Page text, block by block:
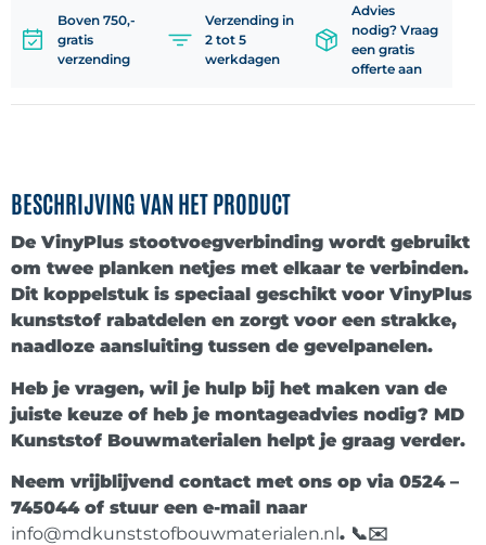
Boven 750,-
gratis
verzending
Verzending in
2 tot 5
werkdagen
Advies
nodig? Vraag
een gratis
offerte aan
BESCHRIJVING VAN HET PRODUCT
De VinyPlus stootvoegverbinding wordt gebruikt
om twee planken netjes met elkaar te verbinden.
Dit koppelstuk is speciaal geschikt voor VinyPlus
kunststof rabatdelen en zorgt voor een strakke,
naadloze aansluiting tussen de gevelpanelen.
Heb je vragen, wil je hulp bij het maken van de
juiste keuze of heb je montageadvies nodig? MD
Kunststof Bouwmaterialen helpt je graag verder.
Neem vrijblijvend contact met ons op via 0524 –
745044of stuur een e-mail naar
info@mdkunststofbouwmaterialen.nl. 📞✉️